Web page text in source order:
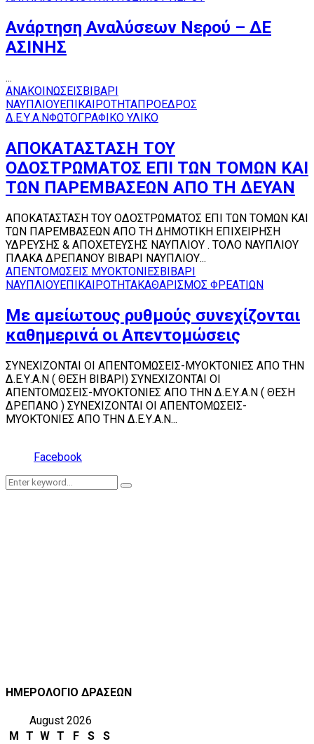
Ανάρτηση Αναλύσεων Νερού – ΔΕ
ΑΣΙΝΗΣ
...
ΑΝΑΚΟΙΝΩΣΕΙΣΒΙΒΑΡΙ
ΝΑΥΠΛΙΟΥΕΠΙΚΑΙΡΟΤΗΤΑΠΡΟΕΔΡΟΣ
Δ.Ε.Υ.Α.ΝΦΩΤΟΓΡΑΦΙΚΟ ΥΛΙΚΟ
ΑΠΟΚΑΤΑΣΤΑΣΗ ΤΟΥ
ΟΔΟΣΤΡΩΜΑΤΟΣ ΕΠΙ ΤΩΝ ΤΟΜΩΝ ΚΑΙ
ΤΩΝ ΠΑΡΕΜΒΑΣΕΩΝ ΑΠΟ ΤΗ ΔΕΥΑΝ
ΑΠΟΚΑΤΑΣΤΑΣΗ ΤΟΥ ΟΔΟΣΤΡΩΜΑΤΟΣ ΕΠΙ ΤΩΝ ΤΟΜΩΝ ΚΑΙ
ΤΩΝ ΠΑΡΕΜΒΑΣΕΩΝ ΑΠΟ ΤΗ ΔΗΜΟΤΙΚΗ ΕΠΙΧΕΙΡΗΣΗ
ΥΔΡΕΥΣΗΣ & ΑΠΟΧΕΤΕΥΣΗΣ ΝΑΥΠΛΙΟΥ . ΤΟΛΟ ΝΑΥΠΛΙΟΥ
ΠΛΑΚΑ ΔΡΕΠΑΝΟΥ ΒΙΒΑΡΙ ΝΑΥΠΛΙΟΥ...
ΑΠΕΝΤΟΜΩΣΕΙΣ ΜΥΟΚΤΟΝΙΕΣΒΙΒΑΡΙ
ΝΑΥΠΛΙΟΥΕΠΙΚΑΙΡΟΤΗΤΑΚΑΘΑΡΙΣΜΟΣ ΦΡΕΑΤΙΩΝ
Με αμείωτους ρυθμούς συνεχίζονται
καθημερινά οι Απεντομώσεις
ΣΥΝΕΧΙΖΟΝΤΑΙ ΟΙ ΑΠΕΝΤΟΜΩΣΕΙΣ-ΜΥΟΚΤΟΝΙΕΣ ΑΠΟ ΤΗΝ
Δ.Ε.Υ.Α.Ν ( ΘΕΣΗ ΒΙΒΑΡΙ) ΣΥΝΕΧΙΖΟΝΤΑΙ ΟΙ
ΑΠΕΝΤΟΜΩΣΕΙΣ-ΜΥΟΚΤΟΝΙΕΣ ΑΠΟ ΤΗΝ Δ.Ε.Υ.Α.Ν ( ΘΕΣΗ
ΔΡΕΠΑΝΟ ) ΣΥΝΕΧΙΖΟΝΤΑΙ ΟΙ ΑΠΕΝΤΟΜΩΣΕΙΣ-
ΜΥΟΚΤΟΝΙΕΣ ΑΠΟ ΤΗΝ Δ.Ε.Υ.Α.Ν...
Facebook
Search
for:
Search
ΗΜΕΡΟΛΟΓΙΟ ΔΡΑΣΕΩΝ
August 2026
M T W T F S
S